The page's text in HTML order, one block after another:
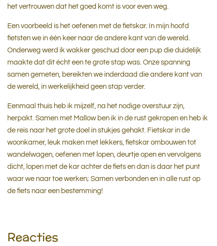
het vertrouwen dat het goed komt is voor even weg.
Een voorbeeld is het oefenen met de fietskar. In mijn hoofd
fietsten we in één keer naar de andere kant van de wereld.
Onderweg werd ik wakker geschud door een pup die duidelijk
maakte dat dit écht een te grote stap was. Onze spanning
samen gemeten, bereikten we inderdaad die andere kant van
de wereld, in werkelijkheid geen stap verder.
Eenmaal thuis heb ik mijzelf, na het nodige overstuur zijn,
herpakt. Samen met Mallow ben ik in de rust gekropen en heb ik
de reis naar het grote doel in stukjes gehakt. Fietskar in de
woonkamer, leuk maken met lekkers, fietskar ombouwen tot
wandelwagen, oefenen met lopen, deurtje open en vervolgens
dicht, lopen met de kar achter de fiets en dan is daar het punt
waar we naar toe werken; Samen verbonden en in alle rust op
de fiets naar een bestemming!
Reacties